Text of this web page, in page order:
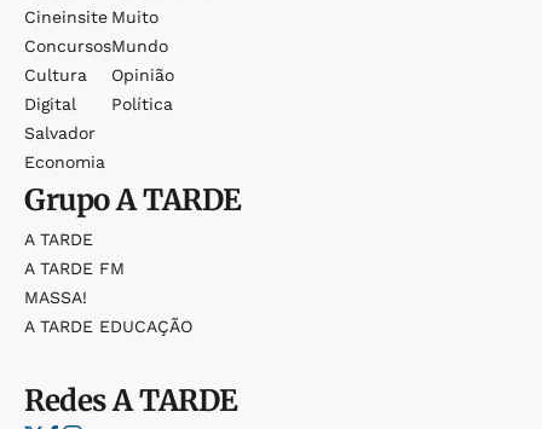
Cineinsite
Concursos
Cultura
Digital
Salvador
Economia
Muito
Mundo
Opinião
Política
GrupoA TARDE
A TARDE
A TARDE FM
MASSA!
A TARDE EDUCAÇÃO
RedesA TARDE